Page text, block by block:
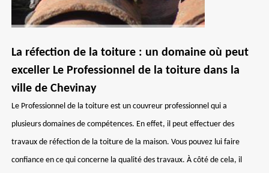
La réfection de la toiture : un domaine où peut
exceller Le Professionnel de la toiture dans la
ville de Chevinay
Le Professionnel de la toiture est un couvreur professionnel qui a
plusieurs domaines de compétences. En effet, il peut effectuer des
travaux de réfection de la toiture de la maison. Vous pouvez lui faire
confiance en ce qui concerne la qualité des travaux. À côté de cela, il